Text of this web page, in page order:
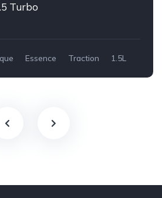
Turbo
Essence Traction 1.5L